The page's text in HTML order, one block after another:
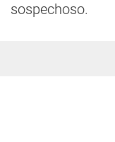
sospechoso.